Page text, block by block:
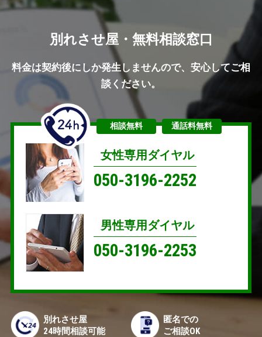
別れさせ屋・無料相談窓口
料金は契約後にしか発生しませんので、安心してご相
談ください。
相談無料 通話料無料
女性専用ダイヤル
050-3196-2252
男性専用ダイヤル
050-3196-2253
別れさせ屋
24時間相談可能
匿名での
ご相談OK